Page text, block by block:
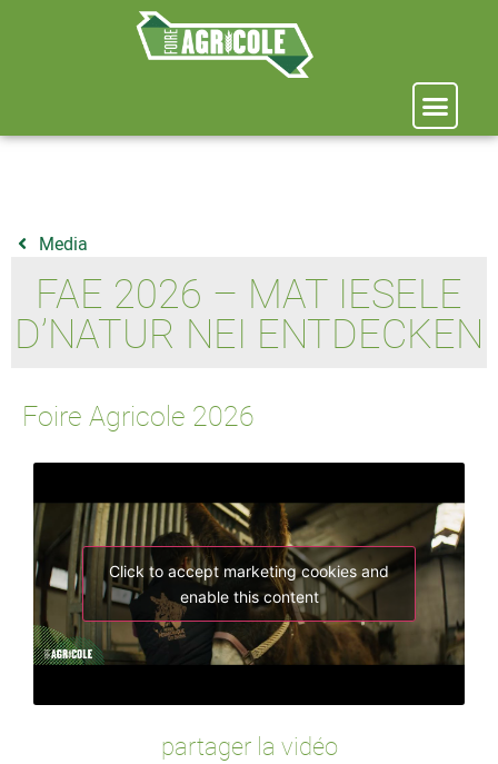
Media
FAE 2026 – MAT IESELE
D’NATUR NEI ENTDECKEN
Foire Agricole 2026
Click to accept marketing cookies and
enable this content
partager la vidéo